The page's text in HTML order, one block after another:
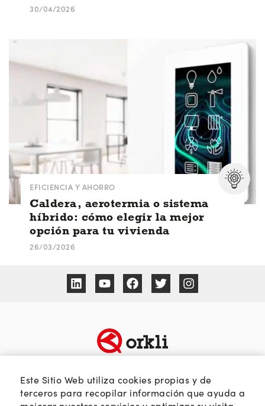
30/04/2026
EFICIENCIA Y AHORRO
Caldera, aerotermia o sistema
híbrido: cómo elegir la mejor
opción para tu vivienda
26/03/2026
TEMÁTICAS
Calidad del aire
SOBRE ORKLI
Quienes somos
Este Sitio Web utiliza cookies propias y de
terceros para recopilar información que ayuda a